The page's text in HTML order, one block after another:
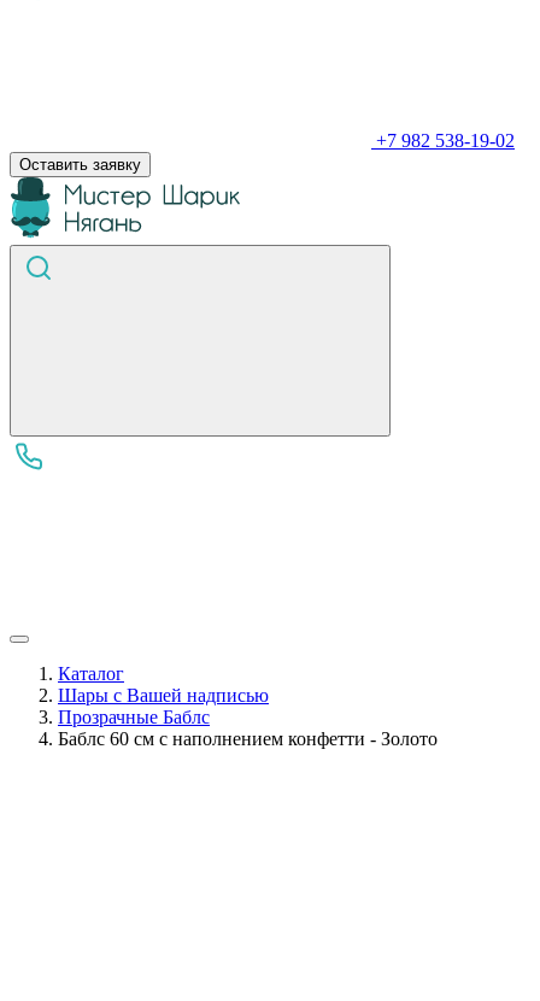
+7 982 538-19-02
Оставить заявку
Каталог
Шары с Вашей надписью
Прозрачные Баблс
Баблс 60 см с наполнением конфетти - Золото